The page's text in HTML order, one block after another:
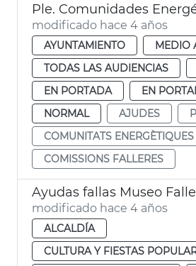
Ple. Comunidades
modificado hace 4 años
AYUNTAMIENTO
MEDIO
TODAS LAS AUDIENCIAS
EN PORTADA
EN
NORMAL
AJUDES
COMUNITATS ENERGÈTIQUES
COMISSIONS FALLERES
Ayudas fallas Museo
modificado hace 4 años
ALCALDÍA
CULTURA Y FIESTAS